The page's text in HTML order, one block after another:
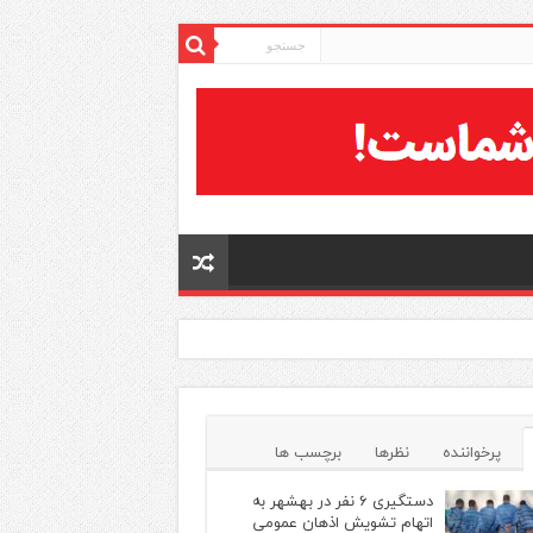
پرخواننده نظرها
برچسب ها
دستگیری ۶ نفر در بهشهر به
اتهام تشویش اذهان عمومی